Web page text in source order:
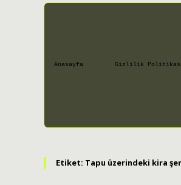
Anasayfa Gizlilik
Etiket: Tapu üzerindeki kira